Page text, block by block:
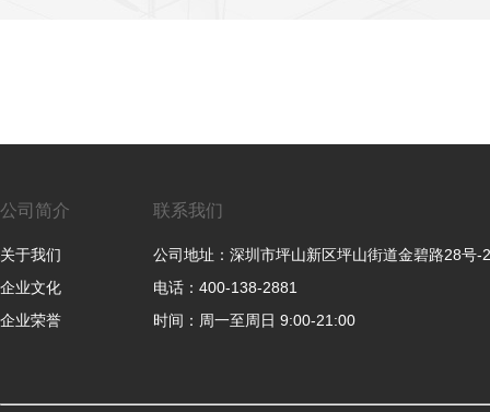
公司简介
关于我们
企业文化
企业荣誉
联系我们
公司地址：深圳市坪山新区坪山街道金碧路28号-2
电话：400-138-2881
时间：周一至周日 9:00-21:00